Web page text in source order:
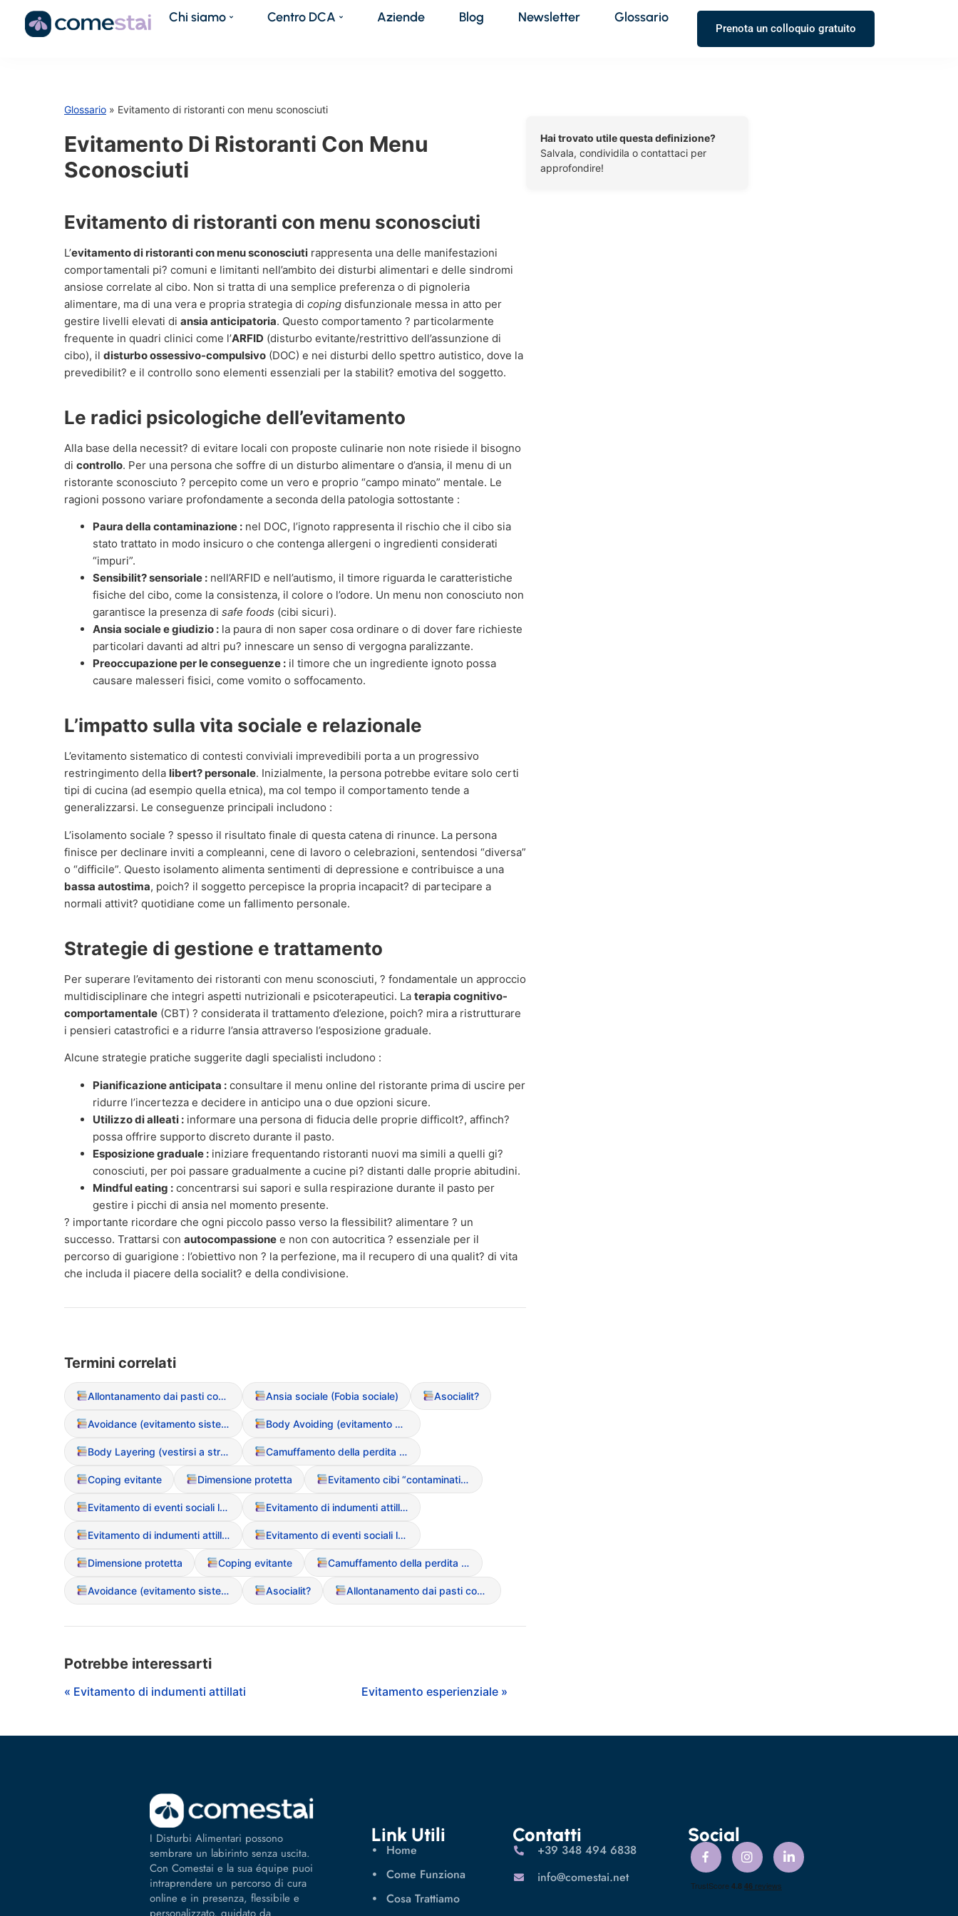
Chi siamo Centro DCA Aziende Blog Newsletter Glossario
Prenota un colloquio gratuito
Glossario » Evitamento di ristoranti con menu sconosciuti
Evitamento Di Ristoranti Con Menu
Sconosciuti
Evitamento di ristoranti con menu sconosciuti
L’evitamento di ristoranti con menu sconosciuti rappresenta una delle manifestazioni
comportamentali pi? comuni e limitanti nell’ambito dei disturbi alimentari e delle sindromi
ansiose correlate al cibo. Non si tratta di una semplice preferenza o di pignoleria
alimentare, ma di una vera e propria strategia di coping disfunzionale messa in atto per
gestire livelli elevati di ansia anticipatoria. Questo comportamento ? particolarmente
frequente in quadri clinici come l’ARFID (disturbo evitante/restrittivo dell’assunzione di
cibo), il disturbo ossessivo-compulsivo (DOC) e nei disturbi dello spettro autistico, dove la
prevedibilit? e il controllo sono elementi essenziali per la stabilit? emotiva del soggetto.
Le radici psicologiche dell’evitamento
Alla base della necessit? di evitare locali con proposte culinarie non note risiede il bisogno
di controllo. Per una persona che soffre di un disturbo alimentare o d’ansia, il menu di un
ristorante sconosciuto ? percepito come un vero e proprio “campo minato” mentale. Le
ragioni possono variare profondamente a seconda della patologia sottostante :
Paura della contaminazione : nel DOC, l’ignoto rappresenta il rischio che il cibo sia
stato trattato in modo insicuro o che contenga allergeni o ingredienti considerati
“impuri”.
Sensibilit? sensoriale : nell’ARFID e nell’autismo, il timore riguarda le caratteristiche
fisiche del cibo, come la consistenza, il colore o l’odore. Un menu non conosciuto non
garantisce la presenza di safe foods (cibi sicuri).
Ansia sociale e giudizio : la paura di non saper cosa ordinare o di dover fare richieste
particolari davanti ad altri pu? innescare un senso di vergogna paralizzante.
Preoccupazione per le conseguenze : il timore che un ingrediente ignoto possa
causare malesseri fisici, come vomito o soffocamento.
L’impatto sulla vita sociale e relazionale
L’evitamento sistematico di contesti conviviali imprevedibili porta a un progressivo
restringimento della libert? personale. Inizialmente, la persona potrebbe evitare solo certi
tipi di cucina (ad esempio quella etnica), ma col tempo il comportamento tende a
generalizzarsi. Le conseguenze principali includono :
L’isolamento sociale ? spesso il risultato finale di questa catena di rinunce. La persona
finisce per declinare inviti a compleanni, cene di lavoro o celebrazioni, sentendosi “diversa”
o “difficile”. Questo isolamento alimenta sentimenti di depressione e contribuisce a una
bassa autostima, poich? il soggetto percepisce la propria incapacit? di partecipare a
normali attivit? quotidiane come un fallimento personale.
Strategie di gestione e trattamento
Per superare l’evitamento dei ristoranti con menu sconosciuti, ? fondamentale un approccio
multidisciplinare che integri aspetti nutrizionali e psicoterapeutici. La terapia cognitivo-
comportamentale (CBT) ? considerata il trattamento d’elezione, poich? mira a ristrutturare
i pensieri catastrofici e a ridurre l’ansia attraverso l’esposizione graduale.
Alcune strategie pratiche suggerite dagli specialisti includono :
Pianificazione anticipata : consultare il menu online del ristorante prima di uscire per
ridurre l’incertezza e decidere in anticipo una o due opzioni sicure.
Utilizzo di alleati : informare una persona di fiducia delle proprie difficolt?, affinch?
possa offrire supporto discreto durante il pasto.
Esposizione graduale : iniziare frequentando ristoranti nuovi ma simili a quelli gi?
conosciuti, per poi passare gradualmente a cucine pi? distanti dalle proprie abitudini.
Mindful eating : concentrarsi sui sapori e sulla respirazione durante il pasto per
gestire i picchi di ansia nel momento presente.
? importante ricordare che ogni piccolo passo verso la flessibilit? alimentare ? un
successo. Trattarsi con autocompassione e non con autocritica ? essenziale per il
percorso di guarigione : l’obiettivo non ? la perfezione, ma il recupero di una qualit? di vita
che includa il piacere della socialit? e della condivisione.
Termini correlati
Allontanamento dai pasti conviviali Ansia sociale (Fobia sociale) Asocialit?
Avoidance (evitamento sistematico del cibo) Body Avoiding (evitamento dello specchio o del proprio corpo)
Body Layering (vestirsi a strati per nascondere le forme) Camuffamento della perdita di peso
Coping evitante Dimensione protetta Evitamento cibi “contaminati” o “grassi”
Evitamento di eventi sociali legati al cibo Evitamento di indumenti attillati
Evitamento di indumenti attillati Evitamento di eventi sociali legati al cibo
Dimensione protetta Coping evitante Camuffamento della perdita di peso
Avoidance (evitamento sistematico del cibo) Asocialit? Allontanamento dai pasti conviviali
Potrebbe interessarti
« Evitamento di indumenti attillati Evitamento esperienziale »
Hai trovato utile questa definizione?
Salvala, condividila o contattaci per
approfondire!
I Disturbi Alimentari possono
sembrare un labirinto senza uscita.
Con Comestai e la sua équipe puoi
intraprendere un percorso di cura
online e in presenza, flessibile e
Link Utili
Home
Come Funziona
Cosa Trattiamo
Contatti
‪+39 348 494 6838
info@comestai.net
Social